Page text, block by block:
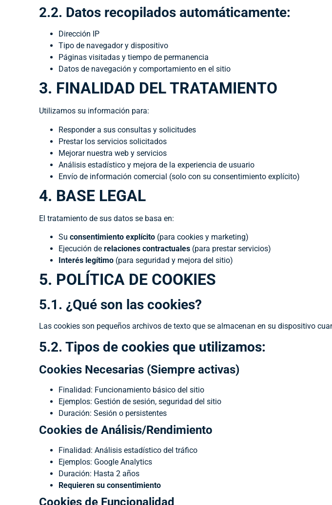
2.2. Datos recopilados automáticamente:
Dirección IP
Tipo de navegador y dispositivo
Páginas visitadas y tiempo de permanencia
Datos de navegación y comportamiento en el sitio
3. FINALIDAD DEL TRATAMIENTO
Utilizamos su información para:
Responder a sus consultas y solicitudes
Prestar los servicios solicitados
Mejorar nuestra web y servicios
Análisis estadístico y mejora de la experiencia de usuario
Envío de información comercial (solo con su consentimiento explícito)
4. BASE LEGAL
El tratamiento de sus datos se basa en:
Su consentimiento explícito (para cookies y marketing)
Ejecución de relaciones contractuales (para prestar servicios)
Interés legítimo (para seguridad y mejora del sitio)
5. POLÍTICA DE COOKIES
5.1. ¿Qué son las cookies?
Las cookies son pequeños archivos de texto que se almacenan en su dispositivo
5.2. Tipos de cookies que utilizamos:
Cookies Necesarias (Siempre activas)
Finalidad: Funcionamiento básico del sitio
Ejemplos: Gestión de sesión, seguridad del sitio
Duración: Sesión o persistentes
Cookies de Análisis/Rendimiento
Finalidad: Análisis estadístico del tráfico
Ejemplos: Google Analytics
Duración: Hasta 2 años
Requieren su consentimiento
Cookies de Funcionalidad